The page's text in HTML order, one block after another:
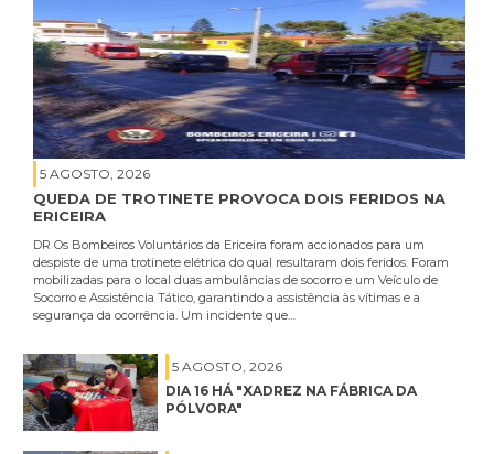
5 AGOSTO, 2026
QUEDA DE TROTINETE PROVOCA DOIS FERIDOS NA
ERICEIRA
DR Os Bombeiros Voluntários da Ericeira foram accionados para um
despiste de uma trotinete elétrica do qual resultaram dois feridos. Foram
mobilizadas para o local duas ambulâncias de socorro e um Veículo de
Socorro e Assistência Tático, garantindo a assistência às vítimas e a
segurança da ocorrência. Um incidente que…
5 AGOSTO, 2026
DIA 16 HÁ "XADREZ NA FÁBRICA DA
PÓLVORA"